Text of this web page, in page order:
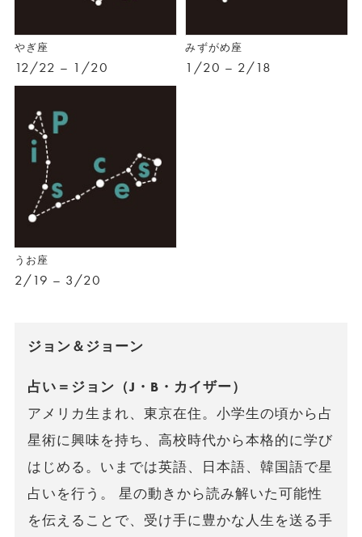
やぎ座
12/22 – 1/20
みずがめ座
1/20 – 2/18
うお座
2/19 – 3/20
ジョン＆ジョーン
占い＝ジョン（J・B・カイザー）
アメリカ生まれ、東京在住。小学生の頃から占
星術に興味を持ち、高校時代から本格的に学び
はじめる。いまでは英語、日本語、韓国語で星
占いを行う。 星の動きから読み解いた可能性
を伝えることで、受け手に豊かな人生を送る手